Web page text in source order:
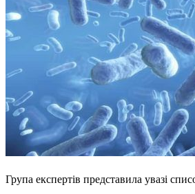
Група експертів представила увазі